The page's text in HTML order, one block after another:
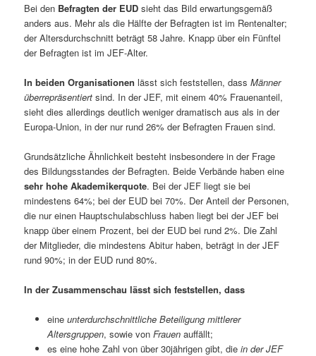
Bei den Befragten der EUD sieht das Bild erwartungsgemäß
anders aus. Mehr als die Hälfte der Befragten ist im Rentenalter;
der Altersdurchschnitt beträgt 58 Jahre. Knapp über ein Fünftel
der Befragten ist im JEF-Alter.
In beiden Organisationen lässt sich feststellen, dassMänner
überrepräsentiert sind. In der JEF, mit einem 40% Frauenanteil,
sieht dies allerdings deutlich weniger dramatisch aus als in der
Europa-Union, in der nur rund 26% der Befragten Frauen sind.
Grundsätzliche Ähnlichkeit besteht insbesondere in der Frage
des Bildungsstandes der Befragten. Beide Verbände haben eine
sehr hohe Akademikerquote. Bei der JEF liegt sie bei
mindestens 64%; bei der EUD bei 70%. Der Anteil der Personen,
die nur einen Hauptschulabschluss haben liegt bei der JEF bei
knapp über einem Prozent, bei der EUD bei rund 2%. Die Zahl
der Mitglieder, die mindestens Abitur haben, beträgt in der JEF
rund 90%; in der EUD rund 80%.
In der Zusammenschau lässt sich feststellen, dass
eine unterdurchschnittliche Beteiligung mittlerer
Altersgruppen, sowie von Frauenauffällt;
es eine hohe Zahl von über 30jährigen gibt, die in der JEF